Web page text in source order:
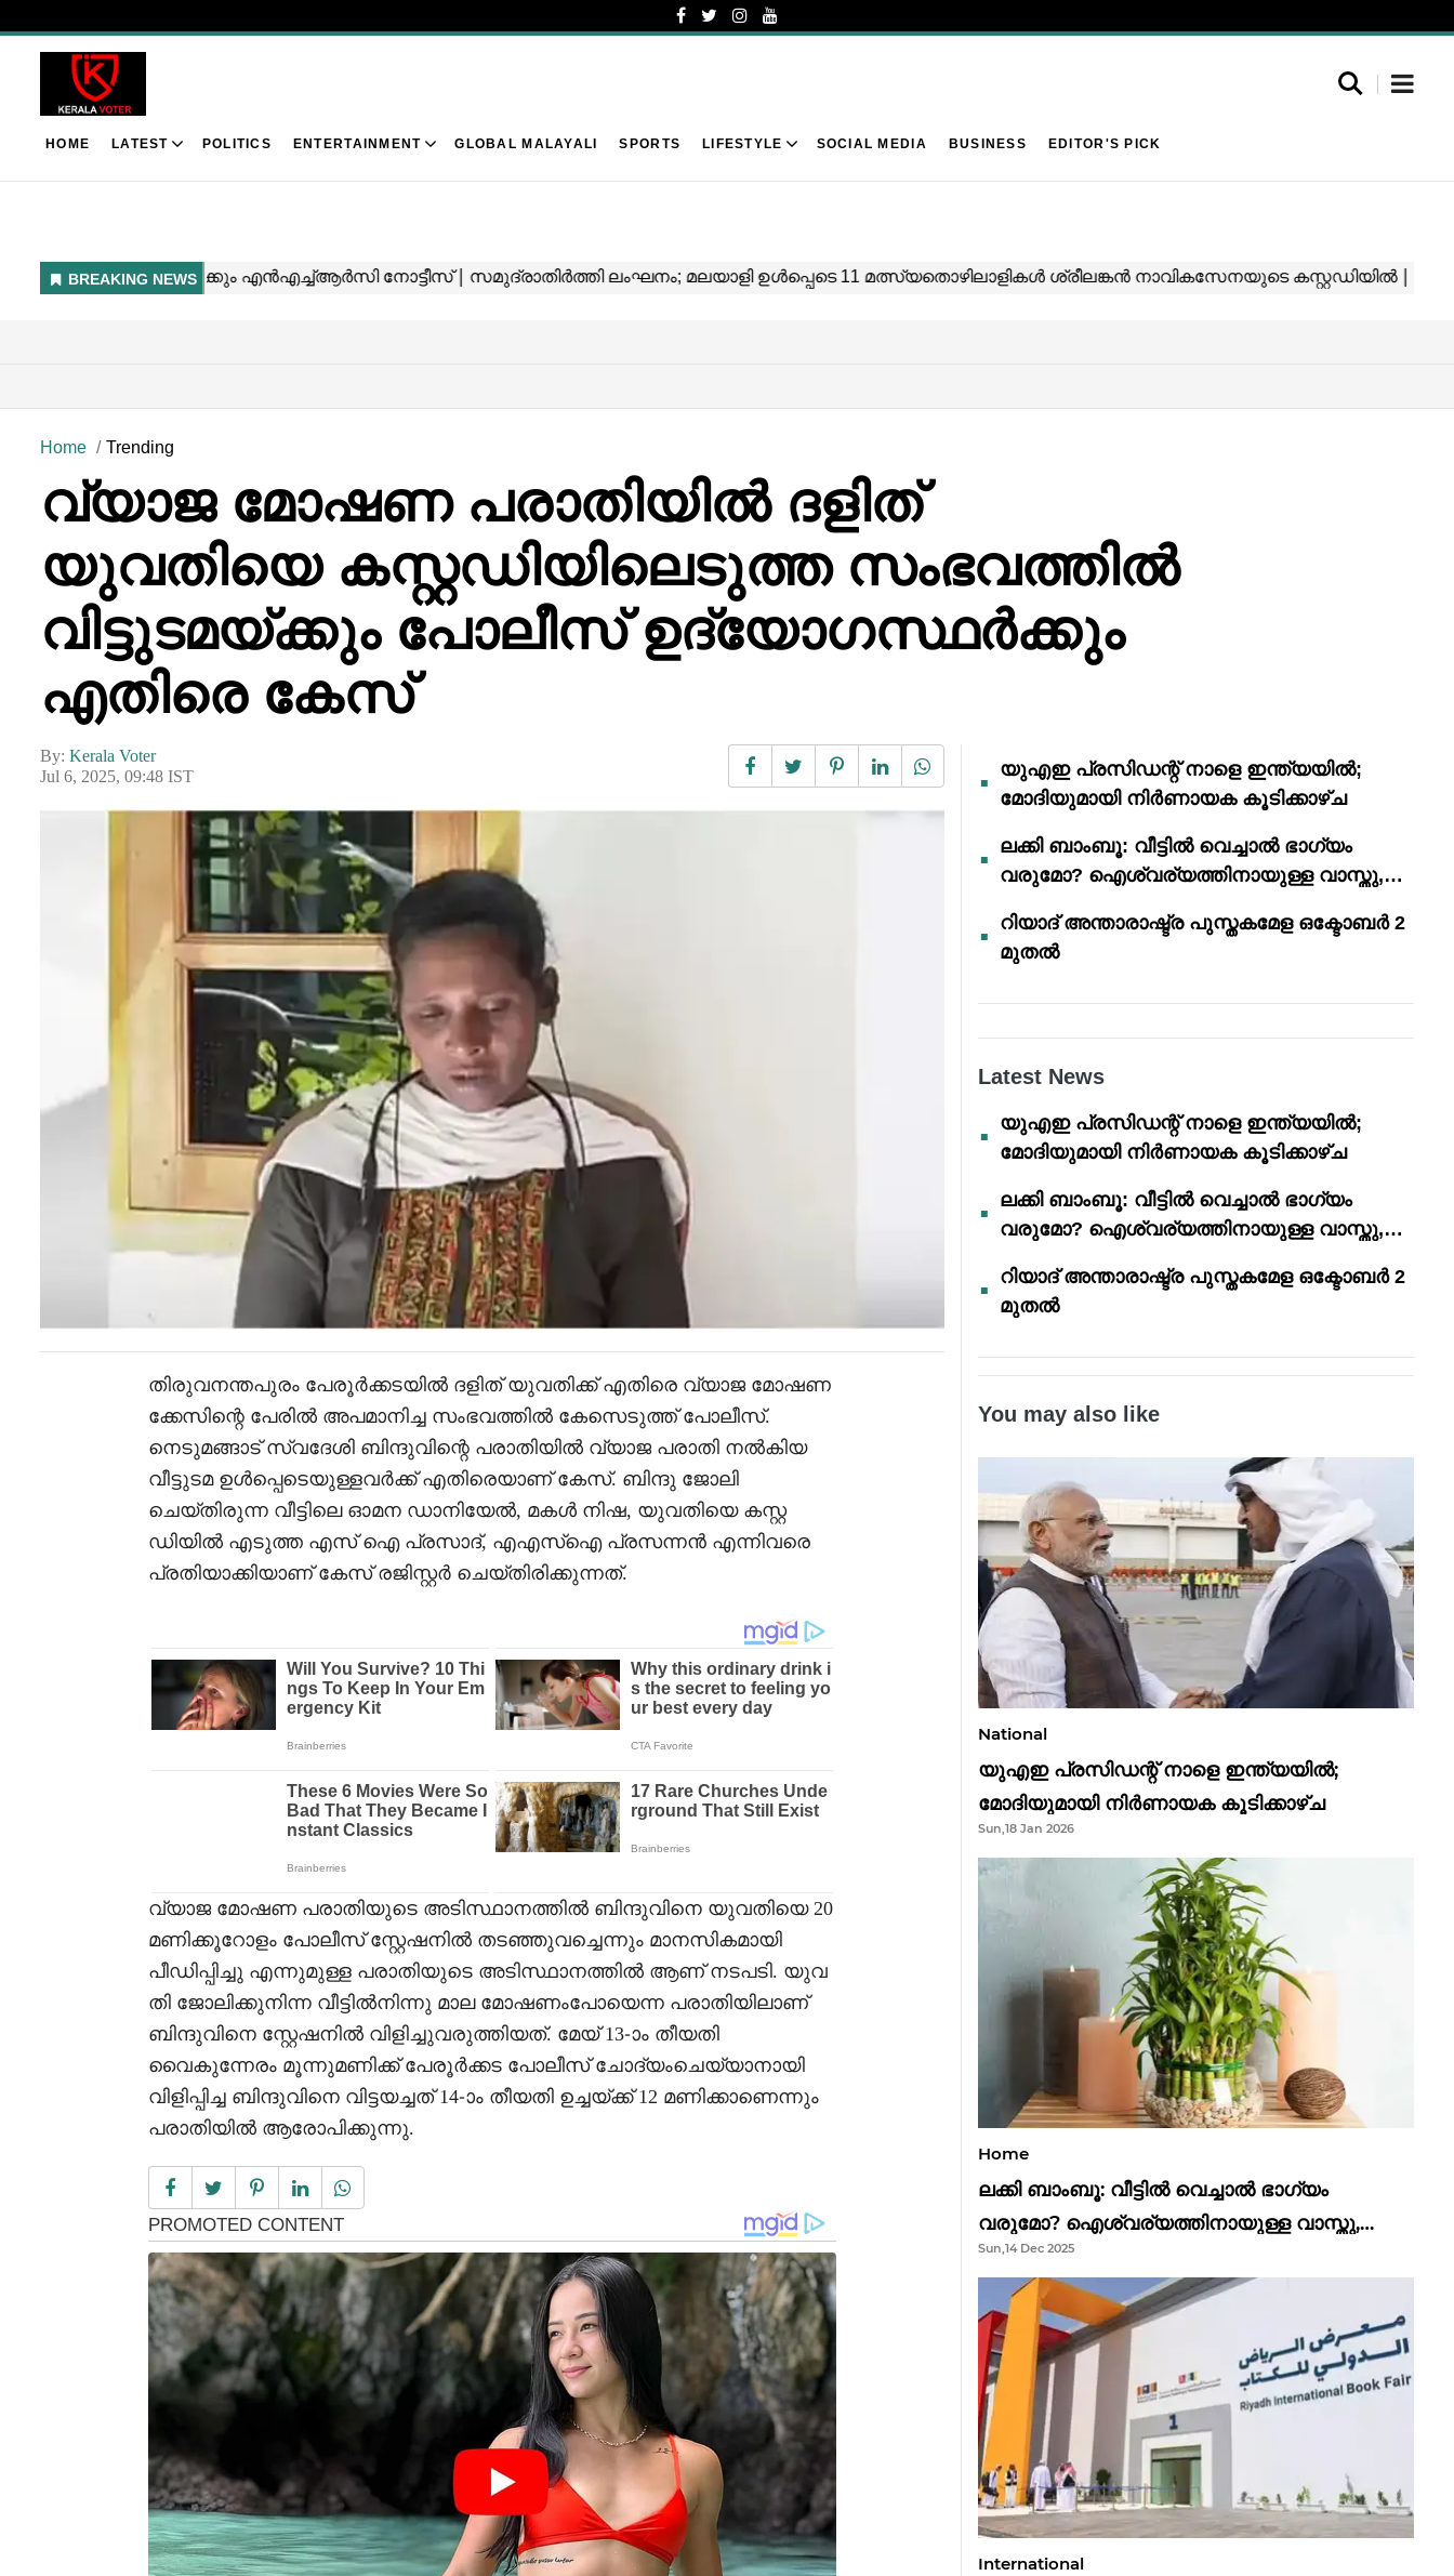
HOME LATEST POLITICS ENTERTAINMENT GLOBAL MALAYALI SPORTS LIFESTYLE SOCIAL MEDIA BUSINESS EDITOR'S PICK
Home Trending
വ്യാജ മോഷണ പരാതിയില്‍ ദളിത്
യുവതിയെ കസ്റ്റഡിയിലെടുത്ത സംഭവത്തിൽ
വിട്ടുടമയ്ക്കും പോലീസ് ഉദ്യോഗസ്ഥര്‍ക്കും
എതിരെ കേസ്
By: Kerala Voter
Jul 6, 2025, 09:48 IST
തിരുവനന്തപുരം പേരൂർക്കടയിൽ ദളിത് യുവതിക്ക് എതിരെ വ്യാജ മോഷണ
ക്കേസിന്റെ പേരില്‍ അപമാനിച്ച സംഭവത്തില്‍ കേസെടുത്ത് പോലീസ്.
നെടുമങ്ങാട് സ്വദേശി ബിന്ദുവിന്റെ പരാതിയില്‍ വ്യാജ പരാതി നല്‍കിയ
വീട്ടുടമ ഉള്‍പ്പെടെയുള്ളവര്‍ക്ക് എതിരെയാണ് കേസ്. ബിന്ദു ജോലി
ചെയ്തിരുന്ന വീട്ടിലെ ഓമന ഡാനിയേല്‍, മകള്‍ നിഷ, യുവതിയെ കസ്റ്റ
ഡിയില്‍ എടുത്ത എസ് ഐ പ്രസാദ്, എഎസ്‌ഐ പ്രസന്നന്‍ എന്നിവരെ
പ്രതിയാക്കിയാണ് കേസ് രജിസ്റ്റര്‍ ചെയ്തിരിക്കുന്നത്.
വ്യാജ മോഷണ പരാതിയുടെ അടിസ്ഥാനത്തില്‍ ബിന്ദുവിനെ യുവതിയെ 20
മണിക്കൂറോളം പോലീസ് സ്റ്റേഷനില്‍ തടഞ്ഞുവച്ചെന്നും മാനസികമായി
പീഡിപ്പിച്ചു എന്നുമുള്ള പരാതിയുടെ അടിസ്ഥാനത്തില്‍ ആണ് നടപടി. യുവ
തി ജോലിക്കുനിന്ന വീട്ടില്‍നിന്നു മാല മോഷണംപോയെന്ന പരാതിയിലാണ്
ബിന്ദുവിനെ സ്റ്റേഷനില്‍ വിളിച്ചുവരുത്തിയത്. മേയ് 13-ാം തീയതി
വൈകുന്നേരം മൂന്നുമണിക്ക് പേരൂര്‍ക്കട പോലീസ് ചോദ്യംചെയ്യാനായി
വിളിപ്പിച്ച ബിന്ദുവിനെ വിട്ടയച്ചത് 14-ാം തീയതി ഉച്ചയ്ക്ക് 12 മണിക്കാണെന്നും
പരാതിയില്‍ ആരോപിക്കുന്നു.
യുഎഇ പ്രസിഡന്റ് നാളെ ഇന്ത്യയിൽ;
മോദിയുമായി നിർണായക കൂടിക്കാഴ്ച
ലക്കി ബാംബൂ: വീട്ടിൽ വെച്ചാൽ ഭാഗ്യം
വരുമോ? ഐശ്വര്യത്തിനായുള്ള വാസ്തു,
റിയാദ് അന്താരാഷ്ട്ര പുസ്തകമേള ഒക്ടോബർ 2
മുതൽ
Latest News
യുഎഇ പ്രസിഡന്റ് നാളെ ഇന്ത്യയിൽ;
മോദിയുമായി നിർണായക കൂടിക്കാഴ്ച
ലക്കി ബാംബൂ: വീട്ടിൽ വെച്ചാൽ ഭാഗ്യം
വരുമോ? ഐശ്വര്യത്തിനായുള്ള വാസ്തു,
റിയാദ് അന്താരാഷ്ട്ര പുസ്തകമേള ഒക്ടോബർ 2
മുതൽ
You may also like
National
യുഎഇ പ്രസിഡന്റ് നാളെ ഇന്ത്യയിൽ;
മോദിയുമായി നിർണായക കൂടിക്കാഴ്ച
Sun,18 Jan 2026
Home
ലക്കി ബാംബൂ: വീട്ടിൽ വെച്ചാൽ ഭാഗ്യം
വരുമോ? ഐശ്വര്യത്തിനായുള്ള വാസ്തു,
ഫെങ് ഷൂയി വിശ്വാസങ്ങൾ
Sun,14 Dec 2025
International